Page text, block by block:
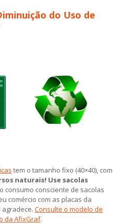
do Uso de
tem o tamanho fixo (40×40), com
naturais! Use sacolas
consumo consciente de sacolas
comércio com as placas da
Consulte o modelo de
da AfixGraf.